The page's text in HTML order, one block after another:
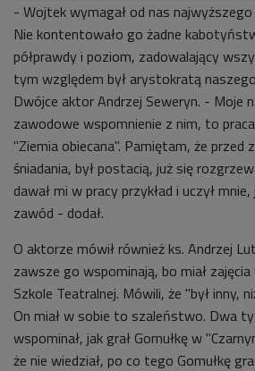
- Wojtek wymagał od nas
Nie kontentowało go żadne
półprawdy i poziom, zadowalający
tym względem był arystokratą
Dwójce aktor Andrzej Seweryn. - Moje
zawodowe wspomnienie z nim, to
"Ziemia obiecana". Pamiętam, że przed
śniadania, był postacią, już się
dawał mi w pracy przykład i uczył
zawód - dodał.
O aktorze mówił również ks. Andrzej
zawsze go wspominają, bo miał
Szkole Teatralnej. Mówili, że "był inny,
On miał w sobie to szaleństwo. Dwa
wspominał, jak grał Gomułkę w
że nie wiedział, po co tego Gomułkę